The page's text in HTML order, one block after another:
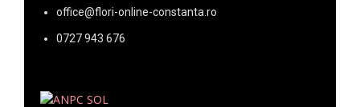
office@flori-online-constanta.ro
0727 943 676